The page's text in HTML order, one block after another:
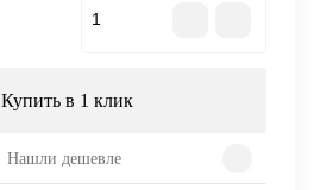
Купить в 1 клик
Нашли дешевле